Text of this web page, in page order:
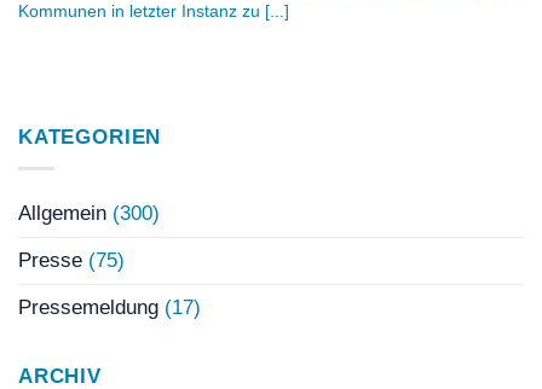
Kommunen in letzter Instanz zu [...]
KATEGORIEN
Allgemein (300)
Presse (75)
Pressemeldung (17)
ARCHIV